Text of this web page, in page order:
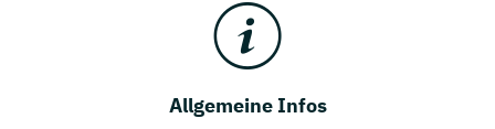
Allgemeine Infos